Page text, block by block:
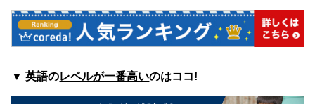
▼ 英語のレベルが一番高いのはココ!